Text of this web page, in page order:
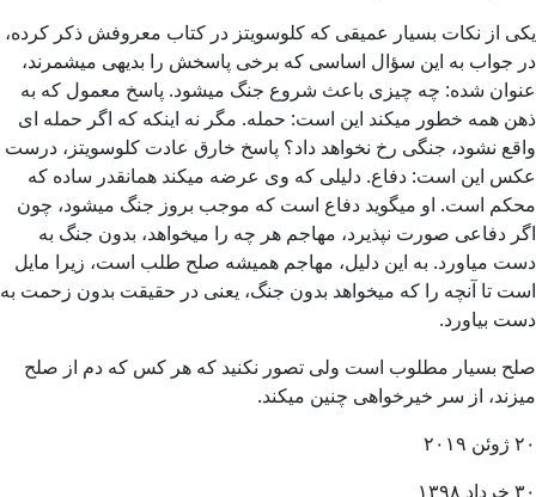
یکی از نکات بسیار عمیقی که کلوسویتز در کتاب معروفش ذکر کرده،
در جواب به این سؤال اساسی که برخی پاسخش را بدیهی میشمرند،
عنوان شده: چه چیزی باعث شروع جنگ میشود. پاسخ معمول که به
ذهن همه خطور میکند این است: حمله. مگر نه اینکه که اگر حمله ای
واقع نشود، جنگی رخ نخواهد داد؟ پاسخ خارق عادت کلوسویتز، درست
عکس این است: دفاع. دلیلی که وی عرضه میکند همانقدر ساده که
محکم است. او میگوید دفاع است که موجب بروز جنگ میشود، چون
اگر دفاعی صورت نپذیرد، مهاجم هر چه را میخواهد، بدون جنگ به
دست میاورد. به این دلیل، مهاجم همیشه صلح طلب است، زیرا مایل
است تا آنچه را که میخواهد بدون جنگ، یعنی در حقیقت بدون زحمت به
دست بیاورد.
صلح بسیار مطلوب است ولی تصور نکنید که هر کس که دم از صلح
میزند، از سر خیرخواهی چنین میکند.
۲۰ ژوئن ۲۰۱۹
۳۰ خرداد ۱۳۹۸